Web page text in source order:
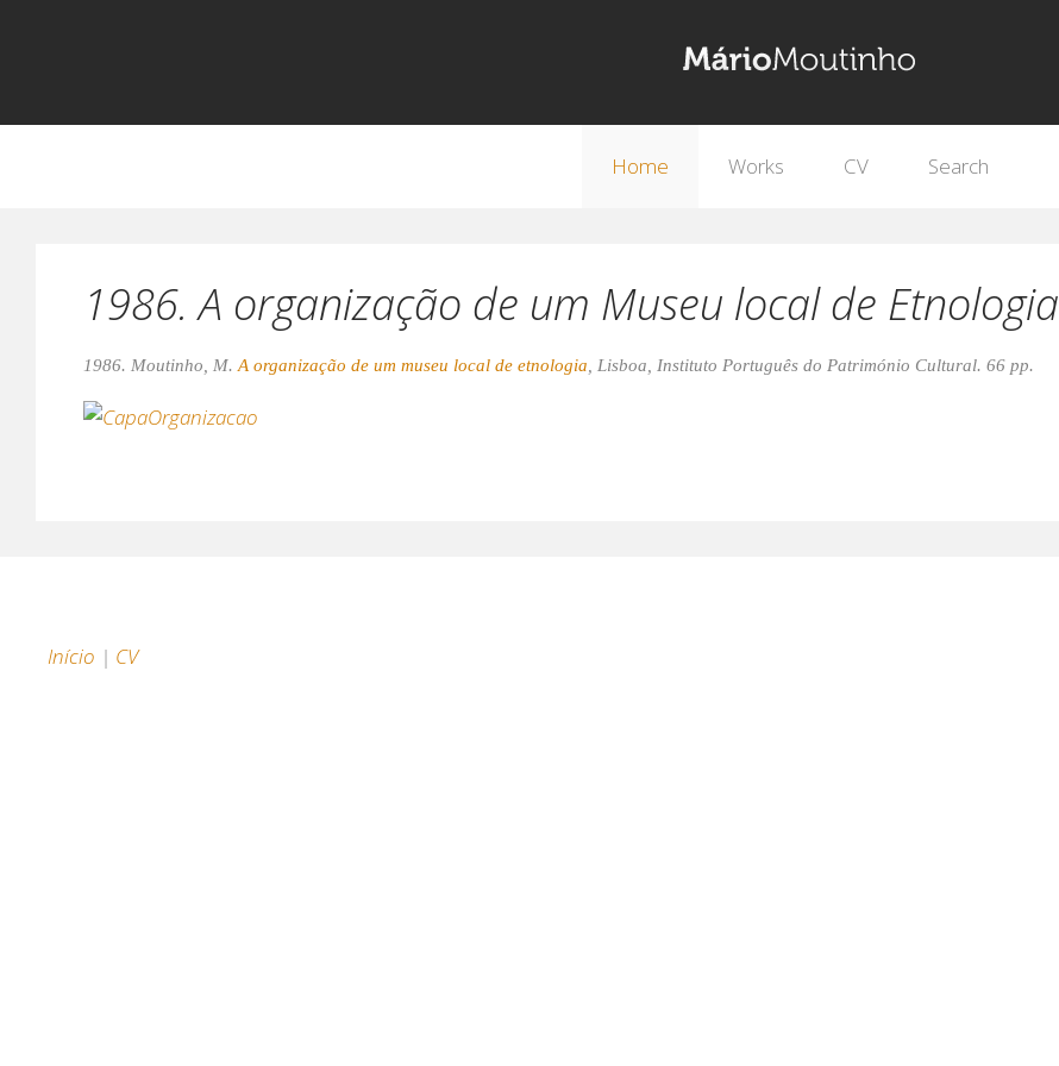
Home Works CV Search
1986. A organização de um Museu local de Etnologia
1986. Moutinho, M. A organização de um museu local de etnologia , Lisboa, Instituto Português do Património Cultural. 66 pp.
Início | CV